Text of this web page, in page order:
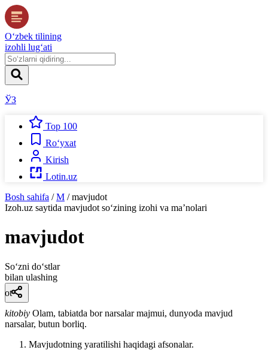
O‘zbek tilining
izohli lug‘ati
ЎЗ
Top 100
Ro‘yxat
Kirish
Lotin.uz
Bosh sahifa / M / mavjudot
Izoh.uz saytida mavjudot so‘zining izohi va ma’nolari
mavjudot
So‘zni do‘stlar
bilan ulashing
ot
kitobiy Olam, tabiatda bor narsalar majmui, dunyoda mavjud
narsalar, butun borliq.
Mavjudotning yaratilishi haqidagi afsonalar.